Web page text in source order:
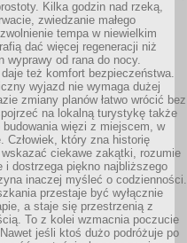
Kilka godzin nad rzeką,
zwiedzanie małego
tempa w niewielkim
dać więcej regeneracji niż
wyprawy od rana do nocy.
też komfort bezpieczeństwa.
wyjazd nie wymaga dużej
zmiany planów łatwo wrócić bez
na lokalną turystykę także
budowania więzi z miejscem, w
Człowiek, który zna historię
ciekawe zakątki, rozumie
i dostrzega piękno najbliższego
inaczej myśleć o codzienności.
przestaje być wyłącznie
a staje się przestrzenią z
To z kolei wzmacnia poczucie
jeśli ktoś dużo podróżuje po